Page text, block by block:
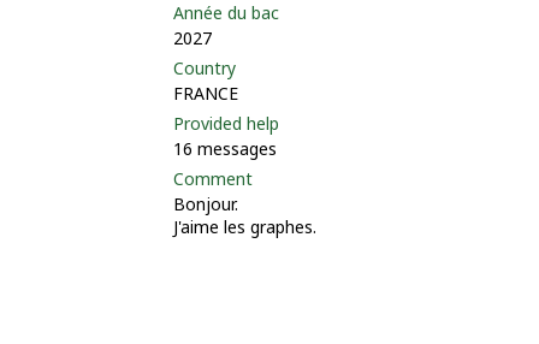
Année du bac
2027
Country
FRANCE
Provided help
16 messages
Comment
Bonjour.
J'aime les graphes.